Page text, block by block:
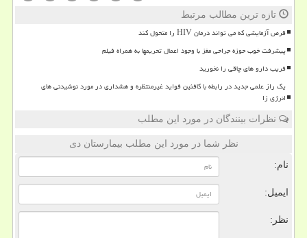
تازه ترین مطالب مرتبط
قرص آزمایشی که می تواند درمان HIV را متحول کند
پیشرفت خوب حوزه جراحی مغز با وجود اعمال تحریمها به همراه فیلم
فریب دارو های چاقی را نخورید
یک راز علمی جدید در رابطه با کافئین فواید غیرمنتظره و هشداری در مورد نوشیدنی های
انرژی زا
نظرات بینندگان در مورد این مطلب
نظر شما در مورد این مطلب بیمارستان دی
نام:
ایمیل:
نظر: